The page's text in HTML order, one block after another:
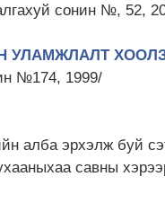
сонин №, 52,
УЛАМЖЛАЛТ
№174, 1999/
алба эрхэлж буй
савны